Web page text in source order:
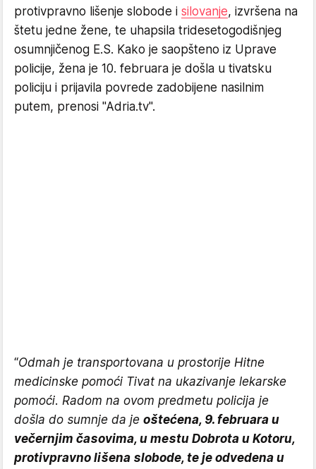
protivpravno lišenje slobode i silovanje, izvršena na
štetu jedne žene, te uhapsila tridesetogodišnjeg
osumnjičenog E.S. Kako je saopšteno iz Uprave
policije, žena je 10. februara je došla u tivatsku
policiju i prijavila povrede zadobijene nasilnim
putem, prenosi "Adria.tv".
“Odmah je transportovana u prostorije Hitne
medicinske pomoći Tivat na ukazivanje lekarske
pomoći. Radom na ovom predmetu policija je
došla do sumnje da je oštećena, 9. februara u
večernjim časovima, u mestu Dobrota u Kotoru,
protivpravno lišena slobode, te je odvedena u